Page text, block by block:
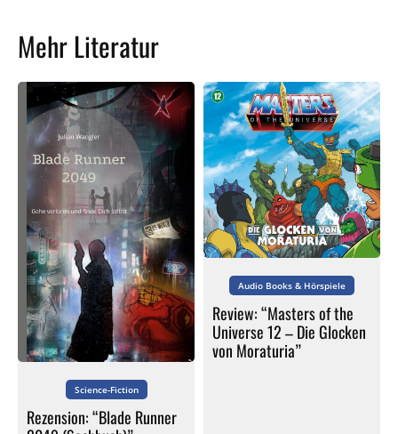
Mehr Literatur
Science-Fiction
Rezension: “Blade Runner
Audio Books & Hörspiele
Review: “Masters of the
Universe 12 – Die Glocken
von Moraturia”